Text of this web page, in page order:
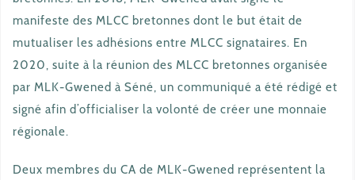
manifeste des MLCC bretonnes dont le but était de
mutualiser les adhésions entre MLCC signataires. En
2020, suite à la réunion des MLCC bretonnes organisée
par MLK-Gwened à Séné, un communiqué a été rédigé et
signé afin d’officialiser la volonté de créer une monnaie
régionale.
Deux membres du CA de MLK-Gwened représentent la